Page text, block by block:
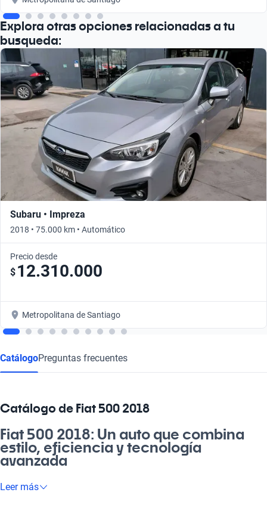
Explora otras opciones relacionadas a tu
busqueda:
Subaru • Impreza
2018 • 75.000 km • Automático
Precio desde
$ 12.310.000
Metropolitana de Santiago
CatálogoPreguntas frecuentes
Catálogo de Fiat 500 2018
Fiat 500 2018: Un auto que combina
estilo, eficiencia y tecnología
avanzada
El Fiat 500 2018 es una máquina diseñada para quienes
Leer más